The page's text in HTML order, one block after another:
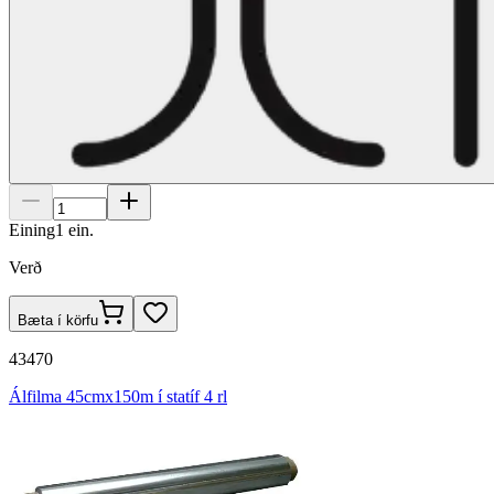
Eining1 ein.
Verð
Bæta í körfu
43470
Álfilma 45cmx150m í statíf 4 rl